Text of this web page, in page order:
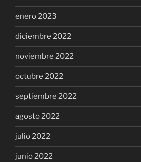
enero 2023
diciembre 2022
noviembre 2022
octubre 2022
septiembre 2022
agosto 2022
julio 2022
junio 2022